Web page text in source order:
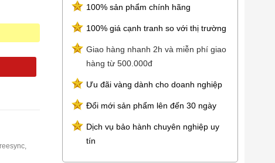
100% sản phẩm chính hãng
100% giá cạnh tranh so với thị trường
Giao hàng nhanh 2h và miễn phí giao
hàng từ 500.000đ
Ưu đãi vàng dành cho doanh nghiệp
Đổi mới sản phẩm lên đến 30 ngày
Dịch vụ bảo hành chuyên nghiệp uy
tín